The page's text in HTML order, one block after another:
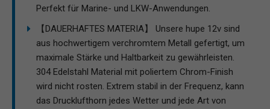
Perfekt für Marine- und LKW-Anwendungen.
【DAUERHAFTES MATERIA】 Unsere hupe 12v sind
aus hochwertigem verchromtem Metall gefertigt, um
maximale Stärke und Haltbarkeit zu gewährleisten.
304 Edelstahl Material mit poliertem Chrom-Finish
wird nicht rosten. Extrem stabil in der Frequenz, kann
das Drucklufthorn jedes Wetter und jede Art von